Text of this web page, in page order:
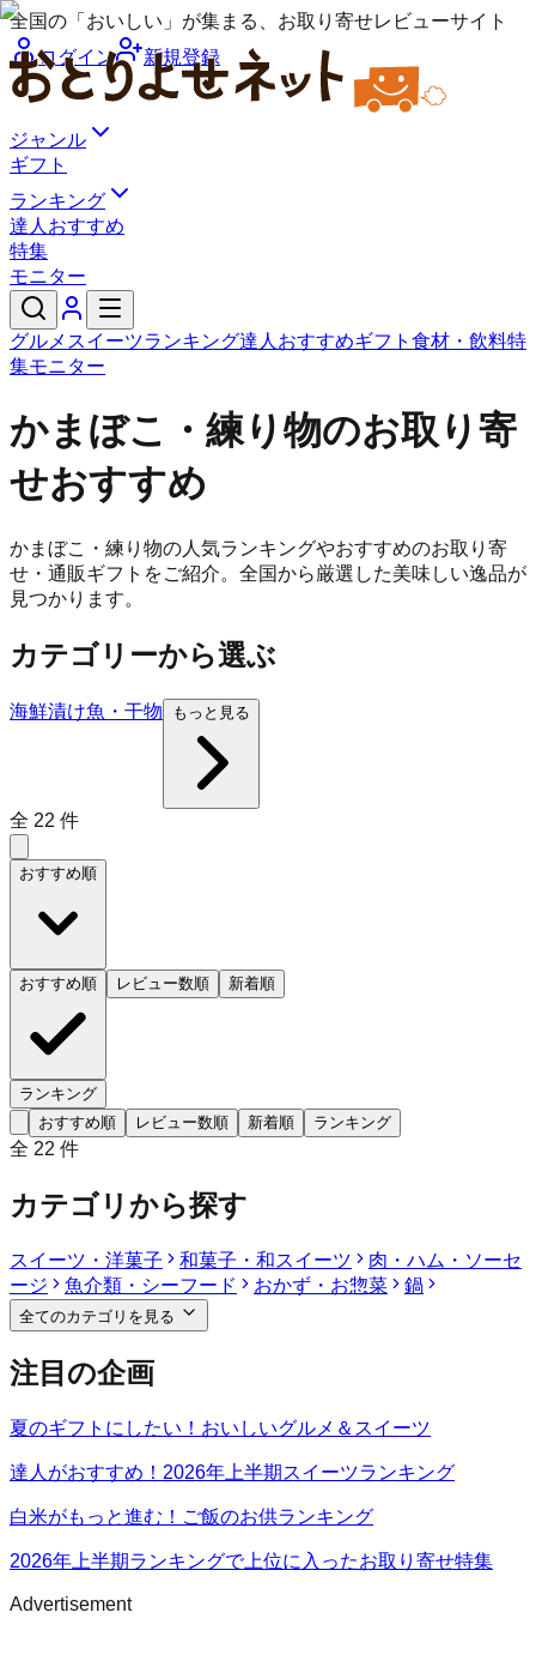
全国の「おいしい」が集まる、お取り寄せレビューサイト
ログイン
新規登録
ジャンル
ギフト
ランキング
達人おすすめ
特集
モニター
グルメ スイーツランキング達人おすすめギフト 食材・飲料特
集モニター
かまぼこ・練り物のお取り寄
せおすすめ
かまぼこ・練り物の人気ランキングやおすすめのお取り寄
せ・通販ギフトをご紹介。全国から厳選した美味しい逸品が
見つかります。
カテゴリーから選ぶ
海鮮漬け魚・干物 もっと見る
全 22 件
おすすめ順
おすすめ順 レビュー数順 新着順
ランキング
おすすめ順
レビュー数順 新着順 ランキング
全 22 件
カテゴリから探す
スイーツ・洋菓子 和菓子・和スイーツ
肉・ハム・ソーセ
ージ
魚介類・シーフード おかず・お惣菜 鍋
全てのカテゴリを見る
注目の企画
夏のギフトにしたい！おいしいグルメ＆スイーツ
達人がおすすめ！2026年上半期スイーツランキング
白米がもっと進む！ご飯のお供ランキング
2026年上半期ランキングで上位に入ったお取り寄せ特集
Advertisement